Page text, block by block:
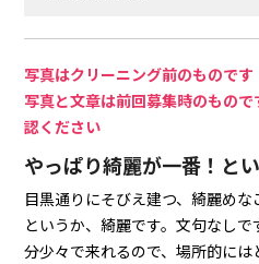
写真はクリーニング前のものです
写真と文章は前回募集時のもの
認ください
やっぱり綺麗が一番！と
目黒通りにそびえ建つ、綺麗めな
というか、綺麗です。文句なしで
分少々で来れるので、場所的には